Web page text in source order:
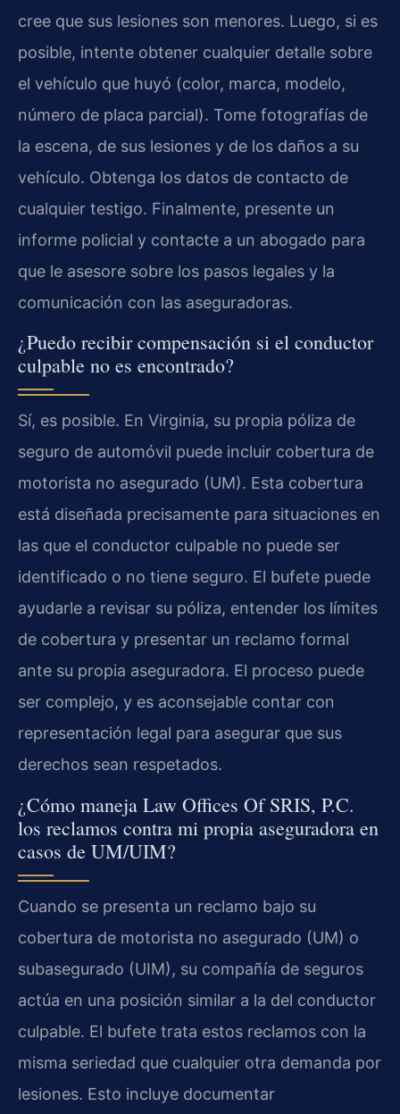
cree que sus lesiones son menores. Luego, si es
posible, intente obtener cualquier detalle sobre
el vehículo que huyó (color, marca, modelo,
número de placa parcial). Tome fotografías de
la escena, de sus lesiones y de los daños a su
vehículo. Obtenga los datos de contacto de
cualquier testigo. Finalmente, presente un
informe policial y contacte a un abogado para
que le asesore sobre los pasos legales y la
comunicación con las aseguradoras.
¿Puedo recibir compensación si el conductor
culpable no es encontrado?
Sí, es posible. En Virginia, su propia póliza de
seguro de automóvil puede incluir cobertura de
motorista no asegurado (UM). Esta cobertura
está diseñada precisamente para situaciones en
las que el conductor culpable no puede ser
identificado o no tiene seguro. El bufete puede
ayudarle a revisar su póliza, entender los límites
de cobertura y presentar un reclamo formal
ante su propia aseguradora. El proceso puede
ser complejo, y es aconsejable contar con
representación legal para asegurar que sus
derechos sean respetados.
¿Cómo maneja Law Offices Of SRIS, P.C.
los reclamos contra mi propia aseguradora en
casos de UM/UIM?
Cuando se presenta un reclamo bajo su
cobertura de motorista no asegurado (UM) o
subasegurado (UIM), su compañía de seguros
actúa en una posición similar a la del conductor
culpable. El bufete trata estos reclamos con la
misma seriedad que cualquier otra demanda por
lesiones. Esto incluye documentar